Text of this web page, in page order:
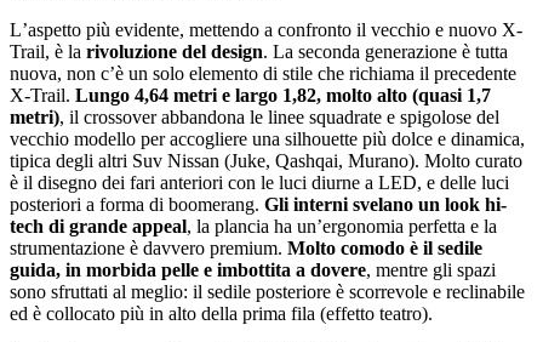
Lʼaspetto più evidente, mettendo a confronto il vecchio e nuovo X-
Trail, è la rivoluzione del design. La seconda generazione è tutta
nuova, non cʼè un solo elemento di stile che richiama il precedente
X-Trail. Lungo 4,64 metri e largo 1,82, molto alto (quasi 1,7
metri), il crossover abbandona le linee squadrate e spigolose del
vecchio modello per accogliere una silhouette più dolce e dinamica,
tipica degli altri Suv Nissan (Juke, Qashqai, Murano). Molto curato
è il disegno dei fari anteriori con le luci diurne a LED, e delle luci
posteriori a forma di boomerang. Gli interni svelano un look hi-
tech di grande appeal, la plancia ha unʼergonomia perfetta e la
strumentazione è davvero premium. Molto comodo è il sedile
guida, in morbida pelle e imbottita a dovere, mentre gli spazi
sono sfruttati al meglio: il sedile posteriore è scorrevole e reclinabile
ed è collocato più in alto della prima fila (effetto teatro).